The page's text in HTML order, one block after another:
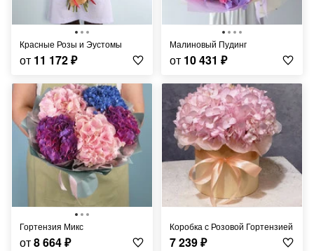
Красные Розы и Эустомы
от 11 172₽
Малиновый Пудинг
от 10 431 ₽
Гортензия Микс
от8 664₽
Коробка с Розовой Гортензией
7 239₽